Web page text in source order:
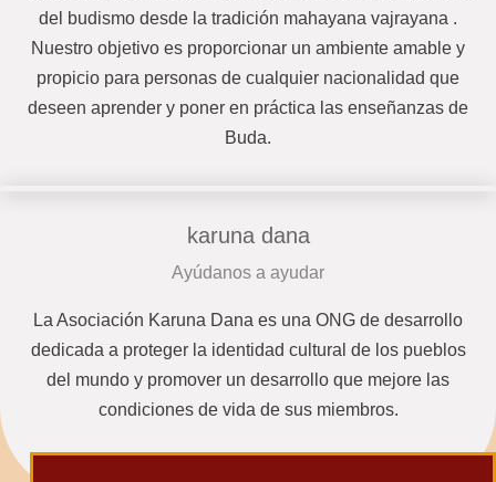
del budismo desde la tradición mahayana vajrayana .
Nuestro objetivo es proporcionar un ambiente amable y
propicio para personas de cualquier nacionalidad que
deseen aprender y poner en práctica las enseñanzas de
Buda.
karuna dana
Ayúdanos a ayudar
La Asociación Karuna Dana es una ONG de desarrollo
dedicada a proteger la identidad cultural de los pueblos
del mundo y promover un desarrollo que mejore las
condiciones de vida de sus miembros.